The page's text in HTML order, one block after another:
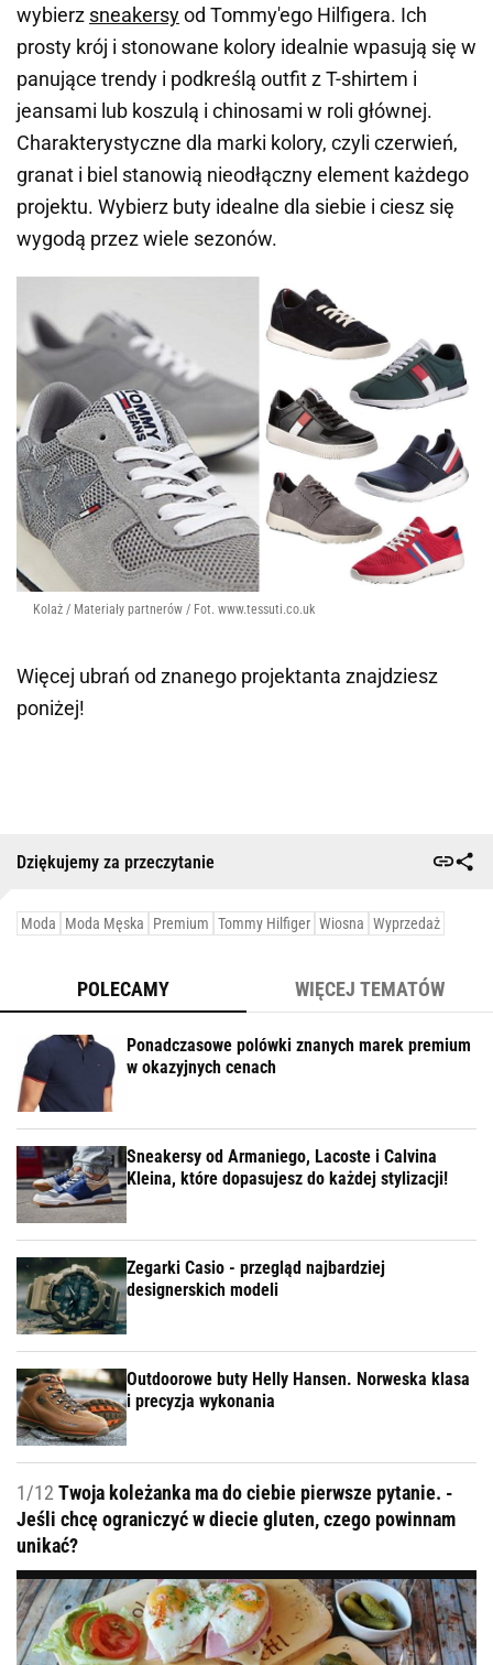
wybierz sneakersyod Tommy'ego Hilfigera. Ich
prosty krój i stonowane kolory idealnie wpasują się w
panujące trendy i podkreślą outfit z T-shirtem i
jeansami lub koszulą i chinosami w roli głównej.
Charakterystyczne dla marki kolory, czyli czerwień,
granat i biel stanowią nieodłączny element każdego
projektu. Wybierz buty idealne dla siebie i ciesz się
wygodą przez wiele sezonów.
Kolaż / Materiały partnerów / Fot. www.tessuti.co.uk
Więcej ubrań od znanego projektanta znajdziesz
poniżej!
Dziękujemy za przeczytanie
Moda Moda Męska Premium Tommy Hilfiger Wiosna Wyprzedaż
POLECAMY WIĘCEJ TEMATÓW
Ponadczasowe polówki znanych marek premium
w okazyjnych cenach
Sneakersy od Armaniego, Lacoste i Calvina
Kleina, które dopasujesz do każdej stylizacji!
Zegarki Casio - przegląd najbardziej
designerskich modeli
Outdoorowe buty Helly Hansen. Norweska klasa
i precyzja wykonania
1/12Twoja koleżanka ma do ciebie pierwsze pytanie. -
Jeśli chcę ograniczyć w diecie gluten, czego powinnam
unikać?